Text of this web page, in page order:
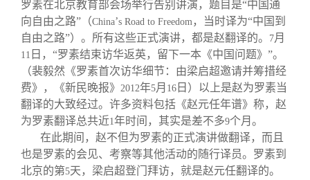
罗素在北京教育部会场举行告别讲演，题目是“中国通
向自由之路”（China’s Road to Freedom ，当时译为“中国到
自由之路”）。所有这些正式演讲，都是赵翻译的。
7月
11 日，“罗素结束访华返英，留下一本《中国问题》”。
（裴毅然《罗素首次访华细节：由梁启超邀请并筹措经
费》，《新民晚报》 2012年5月 16 日）以上是赵为罗素当
翻译的大致经过。许多资料包括《赵元任年谱》称，赵
为罗素翻译总共近1年时间，其实是差不多9个月。
在此期间，赵不但为罗素的正式演讲做翻译，而且
也是罗素的会见、考察等其他活动的随行译员。罗素到
北京的第5天，梁启超登门拜访，就是赵元任翻译的。